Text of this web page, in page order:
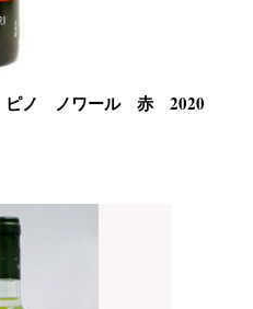
ピノ ノワール 赤 2020